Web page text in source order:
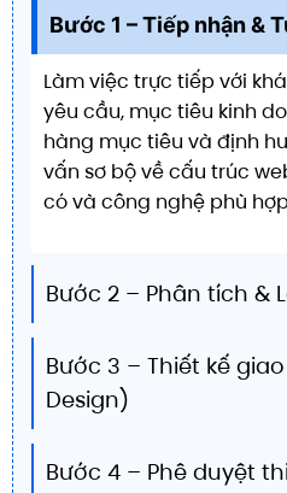
Bước 1 – Tiếp nhận &
Làm việc trực tiếp với
yêu cầu, mục tiêu kinh
hàng mục tiêu và định
vấn sơ bộ về cấu trúc
có và công nghệ phù
Bước 2 – Phân tích &
Bước 3 – Thiết kế
Design)
Bước 4 – Phê duyệt